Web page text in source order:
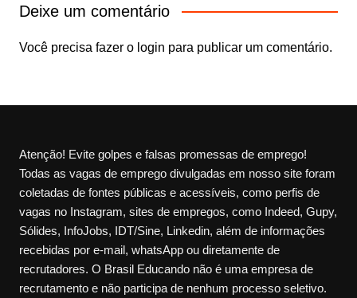
Deixe um comentário
Você precisa fazer o login para publicar um comentário.
Atenção! Evite golpes e falsas promessas de emprego!
Todas as vagas de emprego divulgadas em nosso site foram
coletadas de fontes públicas e acessíveis, como perfis de
vagas no Instagram, sites de empregos, como Indeed, Gupy,
Sólides, InfoJobs, IDT/Sine, Linkedin, além de informações
recebidas por e-mail, whatsApp ou diretamente de
recrutadores. O Brasil Educando não é uma empresa de
recrutamento e não participa de nenhum processo seletivo.